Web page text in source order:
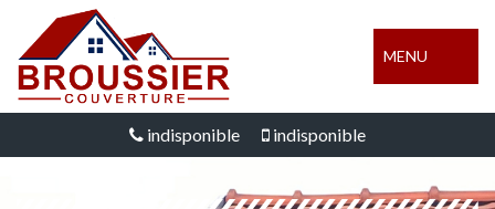
MENU
indisponible indisponible